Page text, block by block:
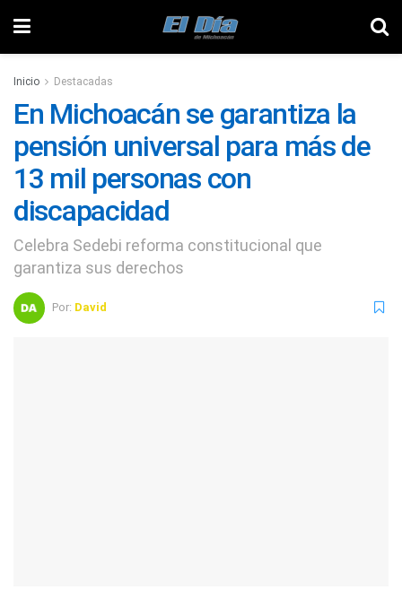
Inicio Destacadas
En Michoacán se garantiza la
pensión universal para más de
13 mil personas con
discapacidad
Celebra Sedebi reforma constitucional que
garantiza sus derechos
Por: David